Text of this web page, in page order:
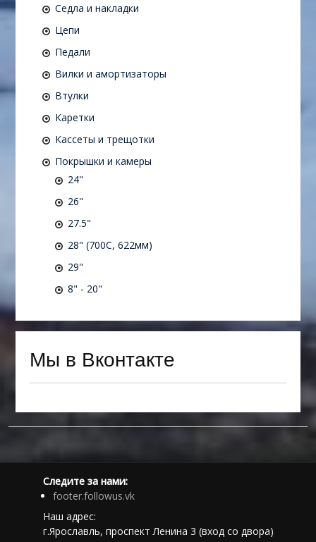
Седла и накладки
Цепи
Педали
Вилки и амортизаторы
Втулки
Каретки
Кассеты и трещотки
Покрышки и камеры
24"
26"
27.5"
28" (700C, 622мм)
29"
8" - 20"
Мы в Вконтакте
Следите за нами:
footer.followus.vk
Наш адрес:
г.Ярославль, проспект Ленина 3 (вход со двора)